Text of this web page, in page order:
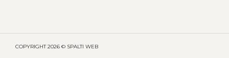
COPYRIGHT2026 © SPALTI WEB